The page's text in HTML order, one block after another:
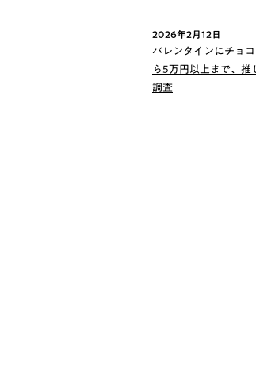
2026年2月12日
バレンタインにチョ
ら5万円以上まで、推
調査